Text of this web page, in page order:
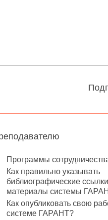
Программы
Как правильно указывать
библиографические
материалы системы
Как опубликовать свою
системе ГАРАНТ?